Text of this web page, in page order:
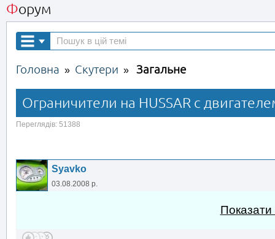
Форум
Головна » Скутери » Загальне
Ограничители на HUSSAR с
Переглядів: 51388
Syavko
03.08.2008 р.
Показати